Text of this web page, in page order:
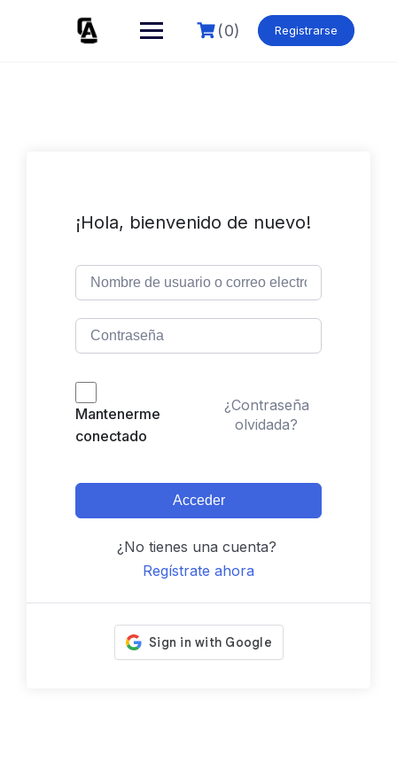
(0) Registrarse
¡Hola, bienvenido de nuevo!
Mantenerme
conectado
¿Contraseña
olvidada?
Acceder
¿No tienes una cuenta?
Regístrate ahora